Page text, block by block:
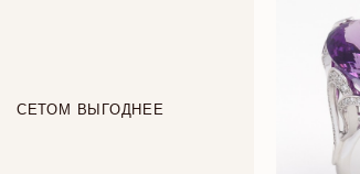
СЕТОМ ВЫГОДНЕЕ